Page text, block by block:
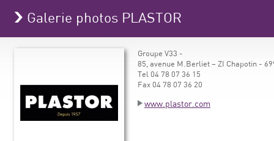
Galerie photos PLASTOR
Groupe V33 -
85, avenue M.Berliet – ZI Chapotin -
Tel 04 78 07 36 15
Fax 04 78 07 36 20
www.plastor.com